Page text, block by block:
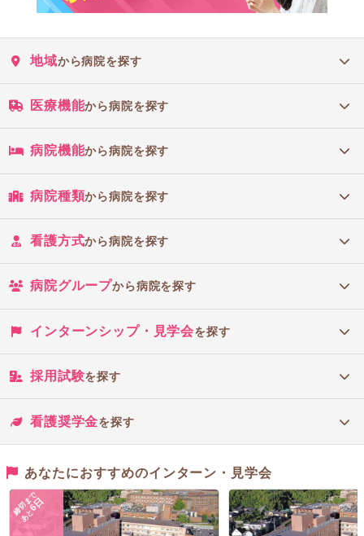
地域から病院を探す
医療機能から病院を探す
病院機能から病院を探す
病院種類から病院を探す
看護方式から病院を探す
病院グループから病院を探す
インターンシップ・見学会を探す
採用試験を探す
看護奨学金を探す
あなたにおすすめのインターン・見学会
締切まで
あと
6日